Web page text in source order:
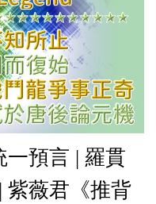
-
薇
寰
傳
官
預言 | 羅貫
紫薇君《推背